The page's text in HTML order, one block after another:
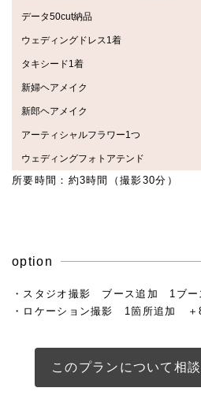
データ50cut納品
ウェディングドレス1着
タキシード1着
新婦ヘアメイク
新郎ヘアメイク
アーティシャルフラワー1つ
ウェディングフォトアテンド
所要時間：約3時間（撮影30分）
option
・スタジオ撮影 ブース追加 1ブ
・ロケーション撮影 1箇所追加 ＋
このプランについて相